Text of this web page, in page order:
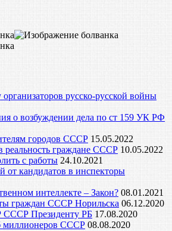
русско-русской войны
о возбуждении дела по ст 159 УК РФ
городов СССР 15.05.2022
реальность граждане СССР 10.05.2022
с работы 24.10.2021
от кандидатов в инспекторы
интеллекте – Закон? 08.01.2021
граждан СССР Норильска 06.12.2020
Президенту РБ 17.08.2020
СССР 08.08.2020